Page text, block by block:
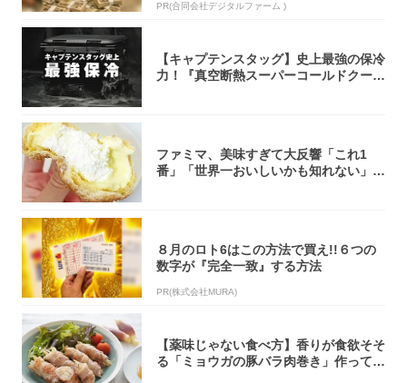
PR(合同会社デジタルファーム )
【キャプテンスタッグ】史上最強の保冷
力！『真空断熱スーパーコールドクーラ
ファミマ、美味すぎて大反響「これ1
番」「世界一おいしいかも知れない」
８月のロト6はこの方法で買え!!６つの
数字が『完全一致』する方法
PR(株式会社MURA)
【薬味じゃない食べ方】香りが食欲そそ
る「ミョウガの豚バラ肉巻き」作ってみ